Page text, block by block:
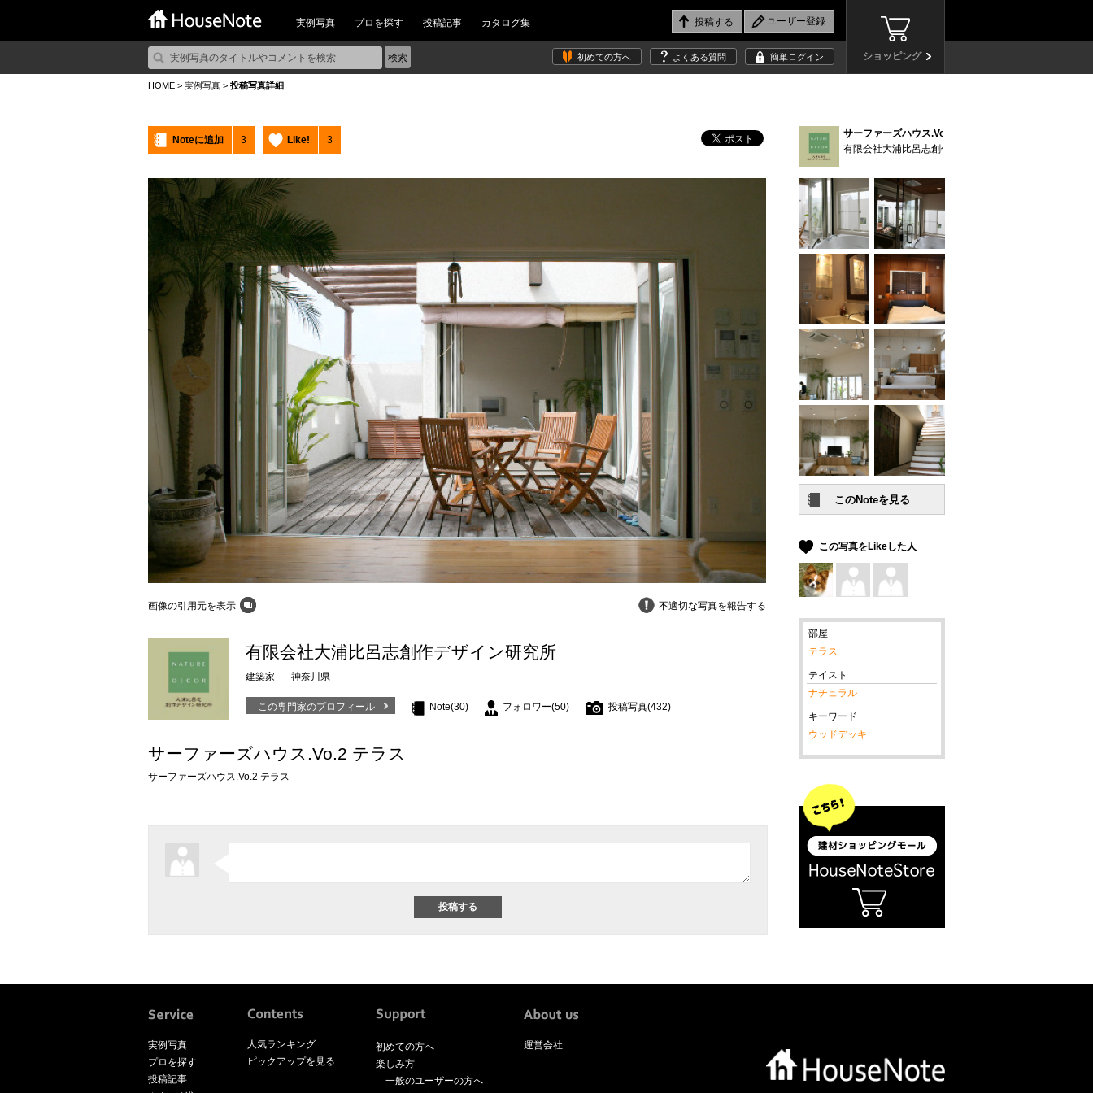
実例写真 プロを探す 投稿記事 カタログ集
ショッピング
初めての方へ よくある質問 簡単ログイン
HOME > 実例写真 > 投稿写真詳細
Noteに追加 3 Like! 3
画像の引用元を表示 不適切な写真を報告する
有限会社大浦比呂志創作デザイン研究所
建築家 神奈川県
この専門家のプロフィール Note(30) フォロワー(50) 投稿写真(432)
サーファーズハウス.Vo.2 テラス
サーファーズハウス.Vo.2 テラス
サーファーズハウス.Vo.2 No.70 (11)
有限会社大浦比呂志創作デザイン研究所
この写真をLikeした人
部屋
テラス
テイスト
ナチュラル
キーワード
ウッドデッキ
実例写真
プロを探す
投稿記事
人気ランキング
ピックアップを見る
初めての方へ
楽しみ方
一般のユーザーの方へ
運営会社